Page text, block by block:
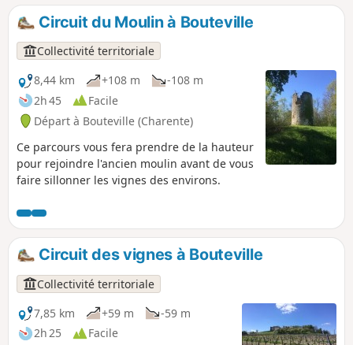
local, sa vocation principale. L'entrée des
propriétés est marquée par un porche ou
portail : on en compte pas moins de
cinquante ! Ils sont uniques et
fondamentaux de notre patrimoine local. Au
village de Roissac, ils embellissent la rue
principale.
Circuit du Moulin à Bouteville
Collectivité territoriale
8,44 km
+108 m
-108 m
2h 45
Facile
Départ à Bouteville (Charente)
Ce parcours vous fera prendre de la hauteur
pour rejoindre l'ancien moulin avant de vous
faire sillonner les vignes des environs.
Circuit des vignes à Bouteville
Collectivité territoriale
7,85 km
+59 m
-59 m
2h 25
Facile